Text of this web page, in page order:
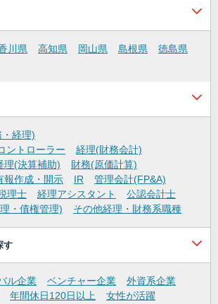
川県 高知県 岡山県 島根県
徳島県
経理)
ントローラー
経理(財務会計)
理(決算補助)
財務(原価計算)
報作成・開示 IR
管理会計(FP&A)
理士 経理アシスタント
公認会計士
・債権管理)
その他経理・財務系職種
す
ル企業 ベンチャー企業
外資系企業
年間休日120日以上
女性が活躍